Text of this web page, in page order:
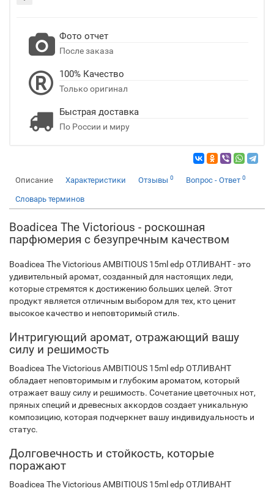
Фото отчет
После заказа
100% Качество
Только оригинал
Быстрая доставка
По России и миру
Описание Характеристики Отзывы 0 Вопрос - Ответ 0
Словарь терминов
Boadicea The Victorious - роскошная
парфюмерия с безупречным качеством
Boadicea The Victorious AMBITIOUS 15ml edp ОТЛИВАНТ - это
удивительный аромат, созданный для настоящих леди,
которые стремятся к достижению больших целей. Этот
продукт является отличным выбором для тех, кто ценит
высокое качество и неповторимый стиль.
Интригующий аромат, отражающий вашу
силу и решимость
Boadicea The Victorious AMBITIOUS 15ml edp ОТЛИВАНТ
обладает неповторимым и глубоким ароматом, который
отражает вашу силу и решимость. Сочетание цветочных нот,
пряных специй и древесных аккордов создает уникальную
композицию, которая подчеркнет вашу индивидуальность и
статус.
Долговечность и стойкость, которые
поражают
Boadicea The Victorious AMBITIOUS 15ml edp ОТЛИВАНТ